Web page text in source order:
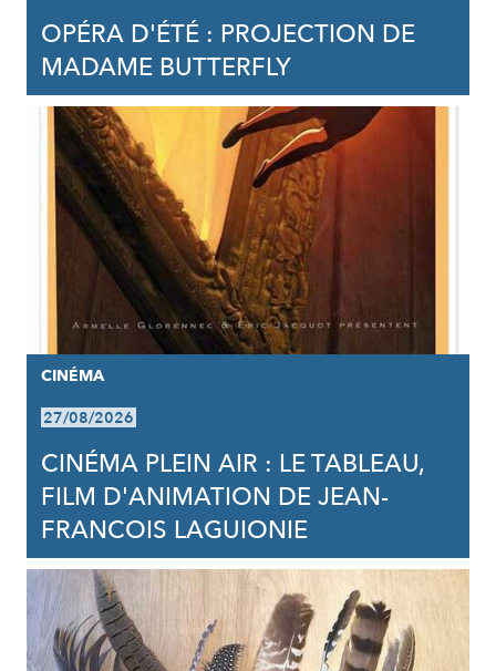
OPÉRA D'ÉTÉ : PROJECTION DE
MADAME BUTTERFLY
CINÉMA
27/08/2026
CINÉMA PLEIN AIR : LE TABLEAU,
FILM D'ANIMATION DE JEAN-
FRANCOIS LAGUIONIE